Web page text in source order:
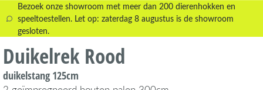
Bezoek onze showroom met meer dan 200 dierenhokken en
speeltoestellen. Let op: zaterdag 8 augustus is de showroom
gesloten.
Duikelrek Rood
duikelstang 125cm